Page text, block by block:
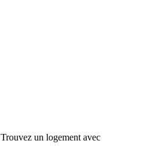
Trouvez un logement avec